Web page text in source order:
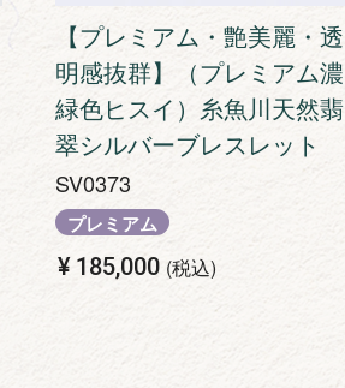
【プレミアム・艶美麗・透
明感抜群】（プレミアム濃
緑色ヒスイ）糸魚川天然翡
翠シルバーブレスレット
SV0373
プレミアム
¥ 185,000 税込